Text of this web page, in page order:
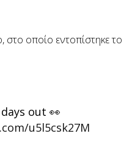
στο οποίο εντοπίστηκε το
out 👀
u5l5csk27M